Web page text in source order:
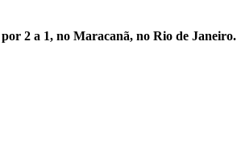
por 2 a 1, no Maracanã, no Rio de Janeiro.